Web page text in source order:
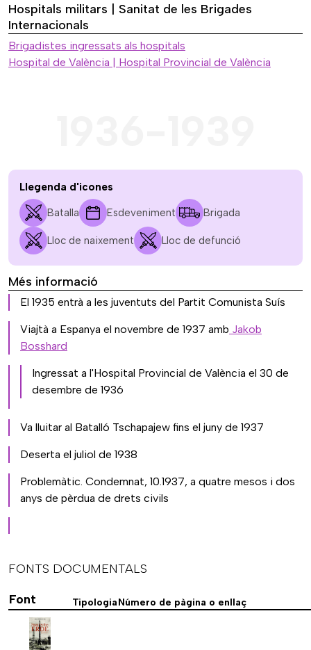
Hospitals militars | Sanitat de les Brigades
Internacionals
Brigadistes ingressats als hospitals
Hospital de València | Hospital Provincial de València
Llegenda d'icones
Batalla Esdeveniment Brigada
Lloc de naixement Lloc de defunció
Més informació
El 1935 entrà a les juventuts del Partit Comunista Suís
Viajtà a Espanya el novembre de 1937 amb Jakob
Bosshard
Ingressat a l'Hospital Provincial de València el 30 de
desembre de 1936
Va lluitar al Batalló Tschapajew fins el juny de 1937
Deserta el juliol de 1938
Problemàtic. Condemnat, 10.1937, a quatre mesos i dos
anys de pèrdua de drets civils
FONTS DOCUMENTALS
Font
TipologiaNúmero de pàgina o enllaç